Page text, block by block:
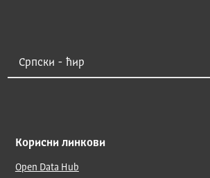
Корисни линкови
Open Data Hub